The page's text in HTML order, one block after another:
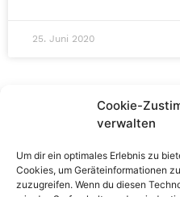
Cookie-
verwalten
Um dir ein optimales Erlebnis zu
Cookies, um Geräteinformationen
zuzugreifen. Wenn du diesen
25. Juni 2020